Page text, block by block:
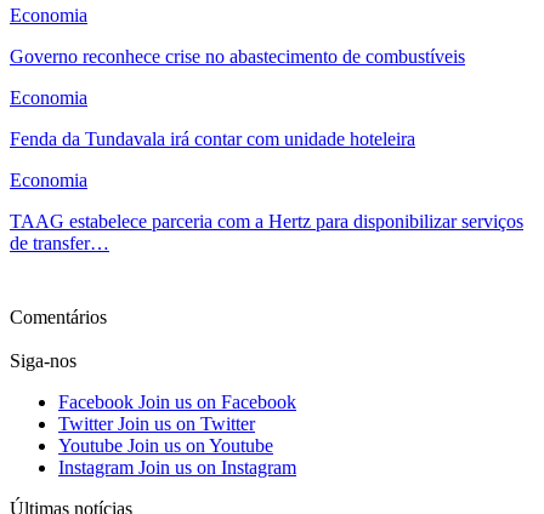
Economia
Governo reconhece crise no abastecimento de combustíveis
Economia
Fenda da Tundavala irá contar com unidade hoteleira
Economia
TAAG estabelece parceria com a Hertz para disponibilizar serviços
de transfer…
Comentários
Siga-nos
Facebook Join us on Facebook
Twitter Join us on Twitter
Youtube Join us on Youtube
Instagram Join us on Instagram
Últimas notícias